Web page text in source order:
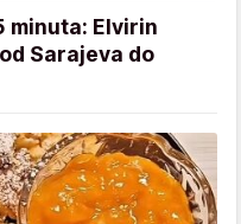
minuta: Elvirin
Sarajeva do